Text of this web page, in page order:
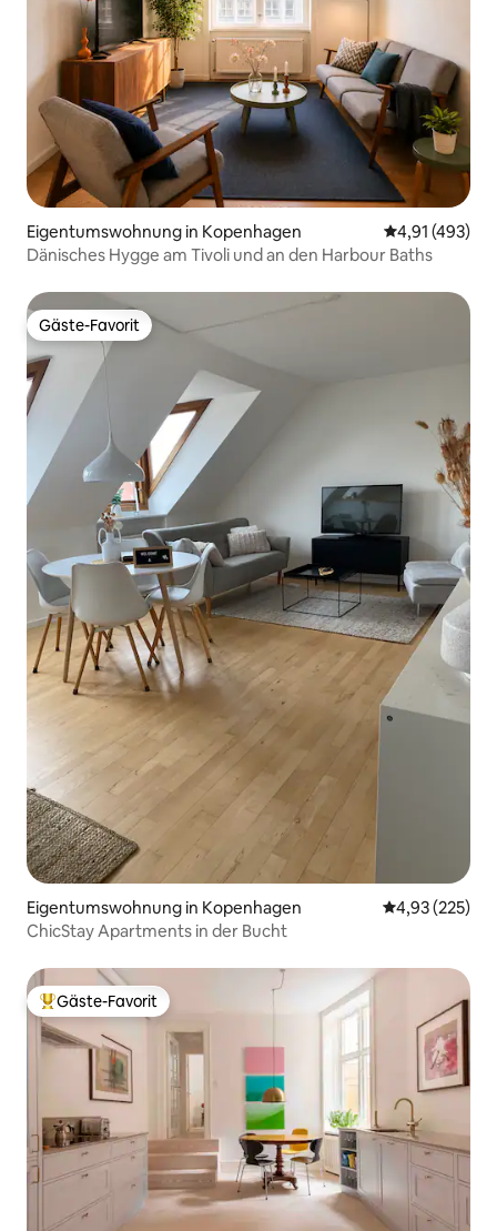
Eigentumswohnung in Kopenhagen
4,91 (493)
Dänisches Hygge am Tivoli und an den Harbour Baths
Gäste-Favorit
Gäste-Favorit
Eigentumswohnung in Kopenhagen
4,93 (225)
ChicStay Apartments in der Bucht
Beliebter Gäste-Favorit.
Gäste-Favorit